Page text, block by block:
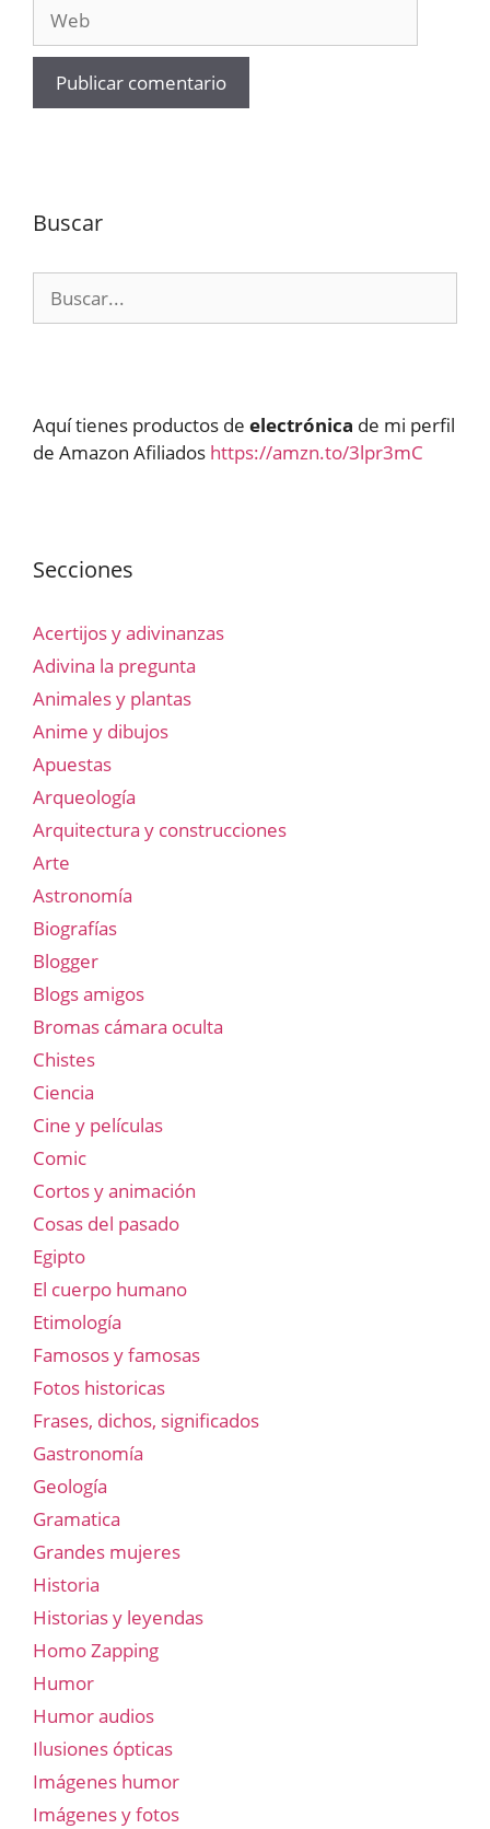
Buscar
Aquí tienes productos de electrónica de mi perfil
de Amazon Afiliados https://amzn.to/3lpr3mC
Secciones
Acertijos y adivinanzas
Adivina la pregunta
Animales y plantas
Anime y dibujos
Apuestas
Arqueología
Arquitectura y construcciones
Arte
Astronomía
Biografías
Blogger
Blogs amigos
Bromas cámara oculta
Chistes
Ciencia
Cine y películas
Comic
Cortos y animación
Cosas del pasado
Egipto
El cuerpo humano
Etimología
Famosos y famosas
Fotos historicas
Frases, dichos, significados
Gastronomía
Geología
Gramatica
Grandes mujeres
Historia
Historias y leyendas
Homo Zapping
Humor
Humor audios
Ilusiones ópticas
Imágenes humor
Imágenes y fotos